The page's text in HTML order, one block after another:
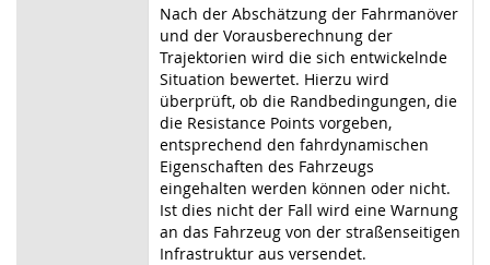
Nach der Abschätzung der Fahrmanöver
und der Vorausberechnung der
Trajektorien wird die sich entwickelnde
Situation bewertet. Hierzu wird
überprüft, ob die Randbedingungen, die
die Resistance Points vorgeben,
entsprechend den fahrdynamischen
Eigenschaften des Fahrzeugs
eingehalten werden können oder nicht.
Ist dies nicht der Fall wird eine Warnung
an das Fahrzeug von der straßenseitigen
Infrastruktur aus versendet.